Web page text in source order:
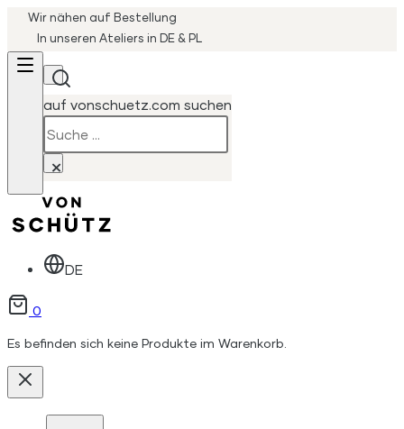
Wir nähen auf Bestellung
In unseren Ateliers in DE & PL
auf vonschuetz.com suchen
×
DE
0
Es befinden sich keine Produkte im Warenkorb.